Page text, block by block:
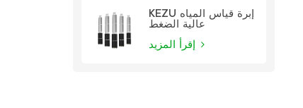
KEZU إبرة قياس المياه
عالية الضغط